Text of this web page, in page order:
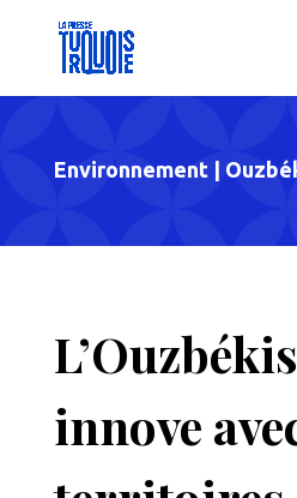
Environnement|
innove